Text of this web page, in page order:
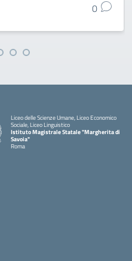
0
Liceo delle Scienze Umane, Liceo Economico
Sociale, Liceo Linguistico
Istituto Magistrale Statale "Margherita di
Savoia"
Roma